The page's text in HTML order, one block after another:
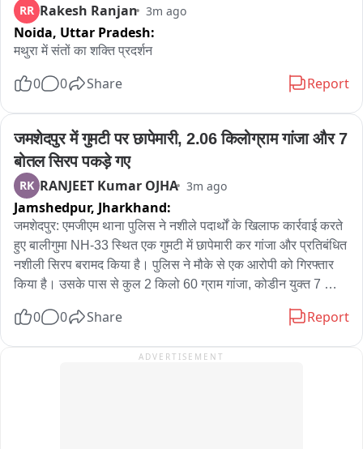
दैवत मानणारा कोलाम समाज असून, आपली बोली भाषा व संस्कृतीचे जतन
करा असे आवाहन पालकमंत्री संजय राठोड यांनी केले.
RR Rakesh Ranjan 3m ago
Noida, Uttar Pradesh:
मथुरा में संतों का शक्ति प्रदर्शन
0 0 Share Report
जमशेदपुर में गुमटी पर छापेमारी, 2.06 किलोग्राम गांजा और 7
बोतल सिरप पकड़े गए
RK RANJEET Kumar OJHA 3m ago
Jamshedpur, Jharkhand:
जमशेदपुर: एमजीएम थाना पुलिस ने नशीले पदार्थों के खिलाफ कार्रवाई करते
हुए बालीगुमा NH-33 स्थित एक गुमटी में छापेमारी कर गांजा और प्रतिबंधित
नशीली सिरप बरामद किया है। पुलिस ने मौके से एक आरोपी को गिरफ्तार
किया है। उसके पास से कुल 2 किलो 60 ग्राम गांजा, कोडीन युक्त 7
एसपी शुभम खंडवाल ने बताया कि 8 अगस्त को गुप्त सूचना मिली थी कि
चॉकलेट की दुकान के रूप में चलाया जा रहा था, उसकी आड़ में अवैध रूप से
0 0 Share Report
ADVERTISEMENT